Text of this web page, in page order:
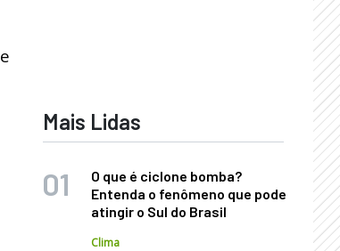
Mais Lidas
O que é ciclone bomba?
Entenda o fenômeno que pode
atingir o Sul do Brasil
Clima